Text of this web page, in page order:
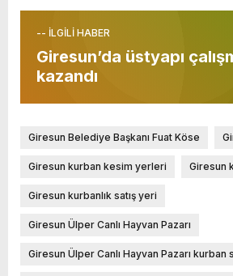
-- İLGİLİ HABER
Giresun’da üstyapı
kazandı
Giresun Belediye Başkanı Fuat Köse
Giresun kurban kesim yerleri Giresun
Giresun kurbanlık satış yeri
Giresun Ülper Canlı Hayvan Pazarı
Giresun Ülper Canlı Hayvan Pazarı kurban